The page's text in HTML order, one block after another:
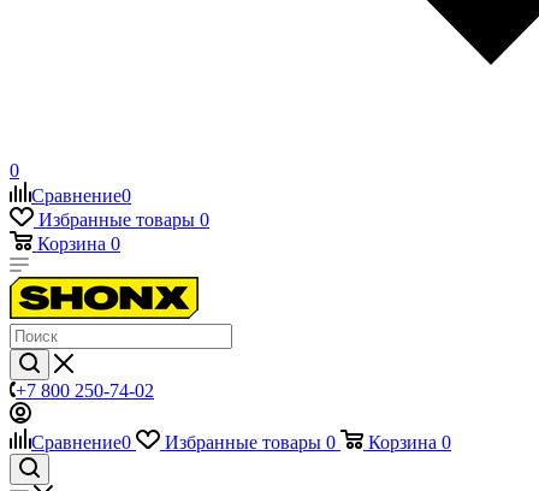
0
Сравнение0
Избранные товары 0
Корзина 0
+7 800 250-74-02
Сравнение0 Избранные товары 0 Корзина 0